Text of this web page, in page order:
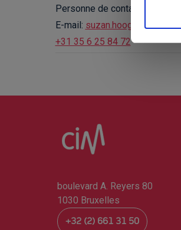
Personne de contact
Suzan
E-mail:
+31 35 6 25 84 72
boulevard A. Reyers 80
1030 Bruxelles
+32 (2) 661 31 50